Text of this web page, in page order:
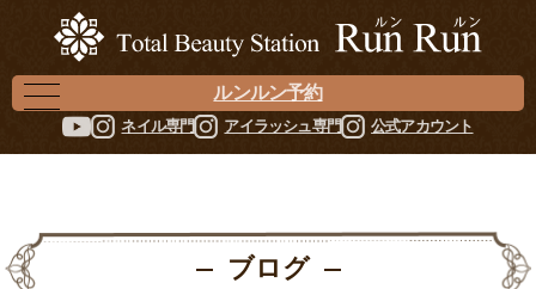
ルンルン予約
ネイル専門 アイラッシュ専門 公式アカウント
ブログ